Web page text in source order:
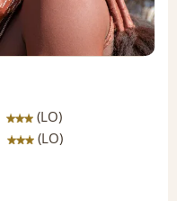
(LO)
(LO)